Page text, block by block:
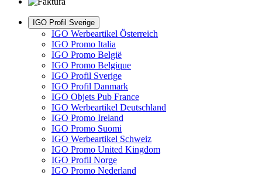
IGO Profil Sverige
IGO Werbeartikel Österreich
IGO Promo Italia
IGO Promo België
IGO Promo Belgique
IGO Profil Sverige
IGO Profil Danmark
IGO Objets Pub France
IGO Werbeartikel Deutschland
IGO Promo Ireland
IGO Promo Suomi
IGO Werbeartikel Schweiz
IGO Promo United Kingdom
IGO Profil Norge
IGO Promo Nederland